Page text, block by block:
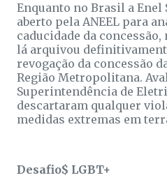
Enquanto no Brasil a Enel
aberto pela ANEEL para
caducidade da
lá arquivou
revogação da concessão
Região Metropolitana.
Superintendência de
descartaram qualquer
medidas extremas em
Desafio$ LGBT+